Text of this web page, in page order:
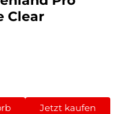
Clear
Jetzt kaufen